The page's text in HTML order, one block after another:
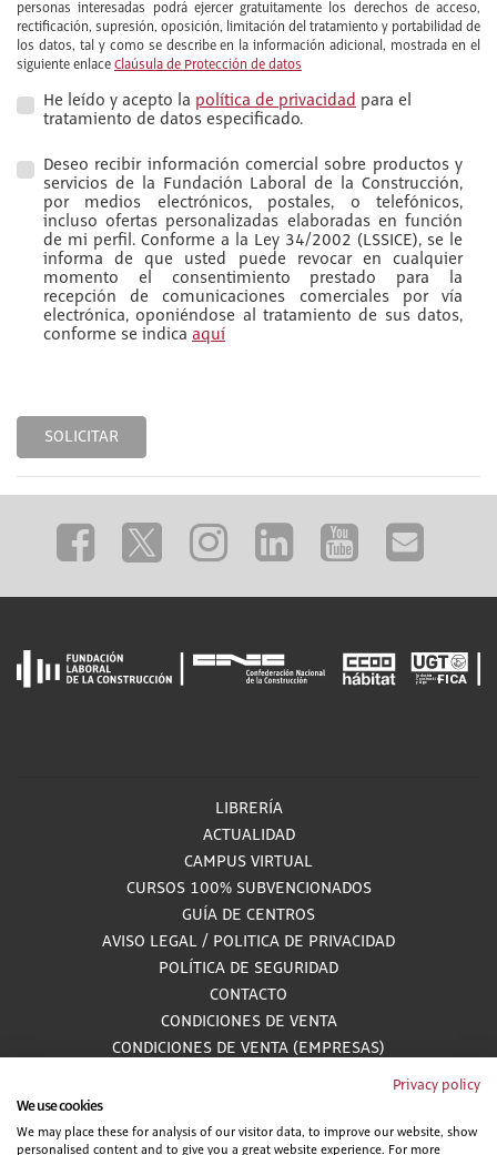
personas interesadas podrá ejercer gratuitamente los derechos de acceso,
rectificación, supresión, oposición, limitación del tratamiento y portabilidad de
los datos, tal y como se describe en la información adicional, mostrada en el
siguiente enlace Claúsula de Protección de datos
He leído y acepto la política de privacidad para el
tratamiento de datos especificado.
Deseo recibir información comercial sobre productos y
servicios de la Fundación Laboral de la Construcción,
por medios electrónicos, postales, o telefónicos,
incluso ofertas personalizadas elaboradas en función
de mi perfil. Conforme a la Ley 34/2002 (LSSICE), se le
informa de que usted puede revocar en cualquier
momento el consentimiento prestado para la
recepción de comunicaciones comerciales por vía
electrónica, oponiéndose al tratamiento de sus datos,
conforme se indica aquí
SOLICITAR
LIBRERÍA
ACTUALIDAD
CAMPUS VIRTUAL
CURSOS 100% SUBVENCIONADOS
GUÍA DE CENTROS
AVISO LEGAL / POLITICA DE PRIVACIDAD
POLÍTICA DE SEGURIDAD
CONTACTO
CONDICIONES DE VENTA
CONDICIONES DE VENTA (EMPRESAS)
Privacy policy
We use cookies
We may place these for analysis of our visitor data, to improve our website, show
personalised content and to give you a great website experience. For more